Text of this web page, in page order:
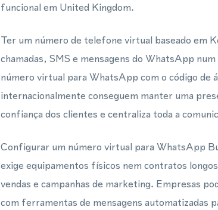
funcional em United Kingdom.
Ter um número de telefone virtual baseado em
chamadas, SMS e mensagens do WhatsApp
número virtual para WhatsApp com o código de
internacionalmente conseguem manter uma
confiança dos clientes e centraliza toda a
Configurar um número virtual para WhatsApp
exige equipamentos físicos nem contratos
vendas e campanhas de marketing. Empresas
com ferramentas de mensagens automatizadas